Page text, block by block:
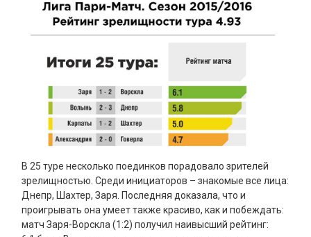
В 25 туре несколько поединков порадовало зрителей
зрелищностью. Среди инициаторов – знакомые все лица:
Днепр, Шахтер, Заря. Последняя доказала, что и
проигрывать она умеет также красиво, как и побеждать:
матч Заря-Ворскла (1:2) получил наивысший рейтинг: